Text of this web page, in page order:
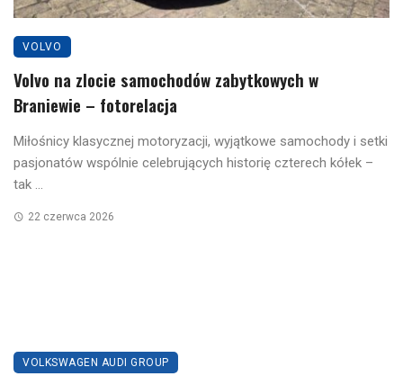
VOLVO
Volvo na zlocie samochodów zabytkowych w
Braniewie – fotorelacja
Miłośnicy klasycznej motoryzacji, wyjątkowe samochody i setki
pasjonatów wspólnie celebrujących historię czterech kółek –
tak ...
22 czerwca 2026
VOLKSWAGEN AUDI GROUP